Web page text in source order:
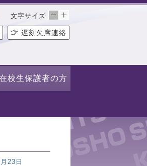
文字サイズ
遅刻欠席連絡
校生保護者の方
23日